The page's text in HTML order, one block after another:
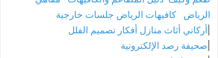
الرياض
كافيهات الرياض جلسات خارجية
أركاني أثاث منازل أفكار تصميم الفلل
صحيفة رصد الإلكترونية